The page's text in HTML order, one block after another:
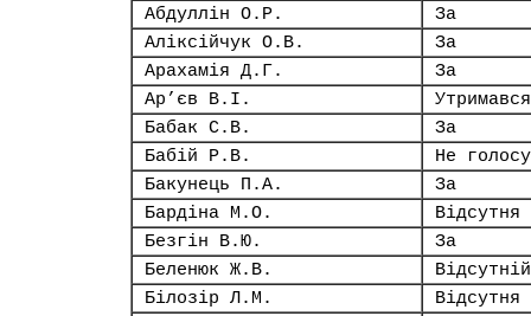
Абдуллін О.Р.
За
Аліксійчук О.В.
За
Арахамія Д.Г.
За
Ар’єв В.І.
Утримався
Бабак С.В.
За
Бабій Р.В.
Не
Бакунець П.А.
За
Бардіна М.О.
Відсутня
Безгін В.Ю.
За
Беленюк Ж.В.
Відсутній
Білозір Л.М.
Відсутня